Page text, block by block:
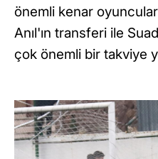
önemli kenar
Anıl'ın transferi ile
çok önemli bir takviye